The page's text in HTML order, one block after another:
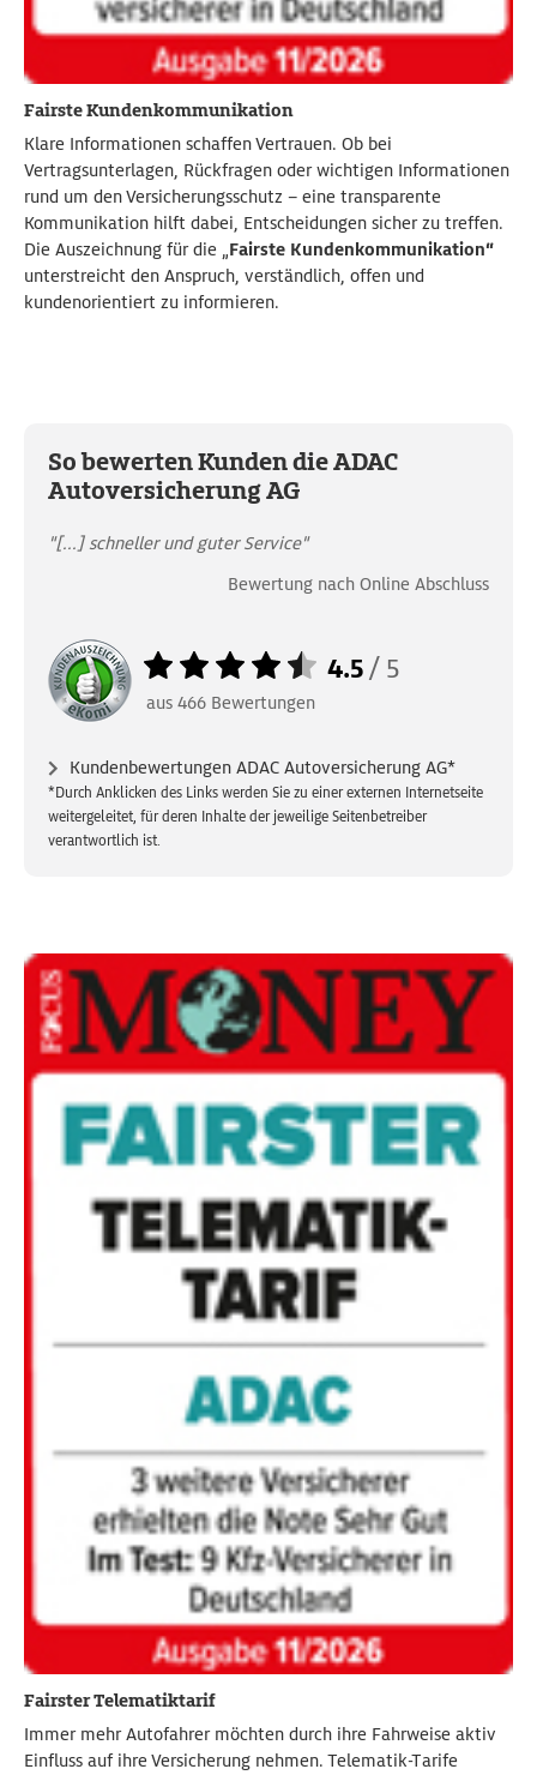
Fairste Kundenkommunikation
Klare Informationen schaffen Vertrauen. Ob bei
Vertragsunterlagen, Rückfragen oder wichtigen Informationen
rund um den Versicherungsschutz – eine transparente
Kommunikation hilft dabei, Entscheidungen sicher zu treffen.
Die Auszeichnung für die „ Fairste Kundenkommunikation“
unterstreicht den Anspruch, verständlich, offen und
kundenorientiert zu informieren.
So bewerten Kunden die ADAC
Autoversicherung AG
aus 466 Bewertungen
4.5/ 5
"[...] schneller und guter Service"
Bewertung nach Online Abschluss
Kundenbewertungen ADAC Autoversicherung AG*
*Durch Anklicken des Links werden Sie zu einer externen Internetseite
weitergeleitet, für deren Inhalte der jeweilige Seitenbetreiber
verantwortlich ist.
Fairster Telematiktarif
Immer mehr Autofahrer möchten durch ihre Fahrweise aktiv
Einfluss auf ihre Versicherung nehmen. Telematik-Tarife